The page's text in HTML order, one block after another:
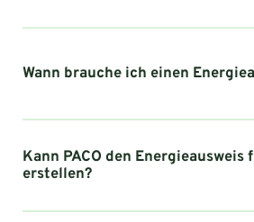
Wann brauche ich einen
Kann PACO den Energieausweis
erstellen?